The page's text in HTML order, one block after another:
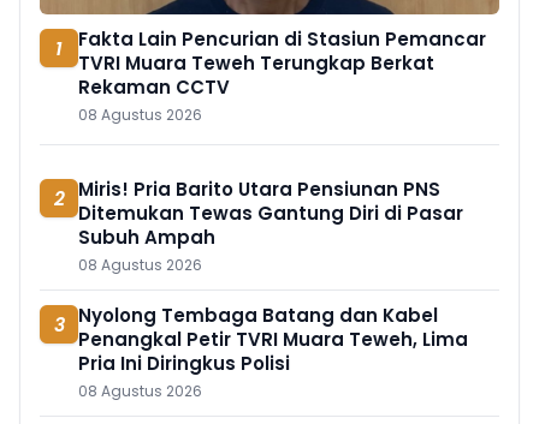
1
Fakta Lain Pencurian di Stasiun Pemancar
TVRI Muara Teweh Terungkap Berkat
Rekaman CCTV
08 Agustus 2026
2 Miris! Pria Barito Utara Pensiunan PNS
Ditemukan Tewas Gantung Diri di Pasar
Subuh Ampah
08 Agustus 2026
3 Nyolong Tembaga Batang dan Kabel
Penangkal Petir TVRI Muara Teweh, Lima
Pria Ini Diringkus Polisi
08 Agustus 2026